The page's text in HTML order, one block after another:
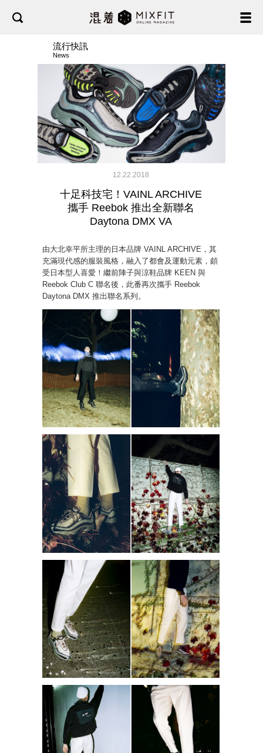
流行快訊
News
12.22.2018
十足科技宅！VAINL ARCHIVE
攜手 Reebok 推出全新聯名
Daytona DMX VA
由大北幸平所主理的日本品牌 VAINL ARCHIVE，其
充滿現代感的服裝風格，融入了都會及運動元素，頗
受日本型人喜愛！繼前陣子與涼鞋品牌 KEEN 與
Reebok Club C 聯名後，此番再次攜手 Reebok
Daytona DMX 推出聯名系列。